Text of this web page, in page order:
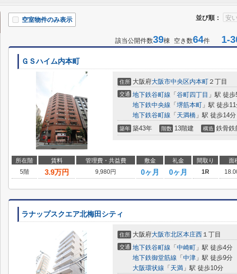
並び順：
空室物件のみ表示
該当公開件数39棟 空き数64件 1-
ＧＳハイム内本町
住所 大阪府大阪市中央区内本町 ２丁目
交通 地下鉄谷町線 「 谷町四丁目 」駅 徒歩
地下鉄中央線 「 堺筋本町 」駅 徒歩
地下鉄谷町線 「 天満橋 」駅 徒歩14分
築年 築43年 階数 13階建 構造 鉄骨鉄
所在階 賃料 管理費・共益費 敷金 礼金 間取り 面
5階
3.9万円 9,980円 0ヶ月 0ヶ月 1R
ラナップスクエア北梅田シティ
住所 大阪府大阪市北区本庄西 １丁目
交通 地下鉄谷町線 「 中崎町 」駅 徒歩4分
地下鉄御堂筋線 「 中津 」駅 徒歩9分
大阪環状線 「 天満 」駅 徒歩10分